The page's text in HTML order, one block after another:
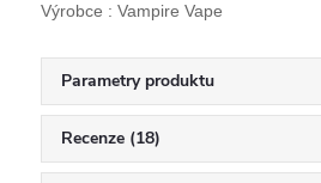
Výrobce : Vampire Vape
Parametry produktu
Recenze (18)